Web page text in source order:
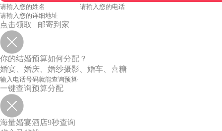
点击领取 邮寄到家
你的结婚预算如何分配？
婚宴、婚庆、婚纱摄影、婚车、喜糖
一键查询预算分配
海量婚宴酒店9秒查询